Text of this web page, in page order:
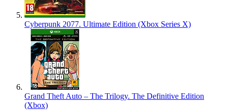
Cyberpunk 2077. Ultimate Edition (Xbox Series X)
Grand Theft Auto – The Trilogy. The Definitive Edition
(Xbox)